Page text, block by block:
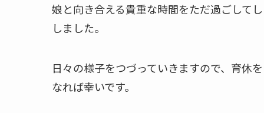
娘と向き合える貴重な時間をただ過ごして
しました。
日々の様子をつづっていきますので、育休
なれば幸いです。